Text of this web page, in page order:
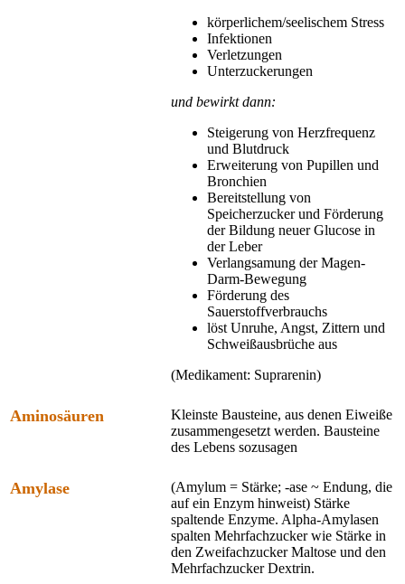
körperlichem/seelischem Stress
Infektionen
Verletzungen
Unterzuckerungen
und bewirkt dann:
Steigerung von Herzfrequenz
und Blutdruck
Erweiterung von Pupillen und
Bronchien
Bereitstellung von
Speicherzucker und Förderung
der Bildung neuer Glucose in
der Leber
Verlangsamung der Magen-
Darm-Bewegung
Förderung des
Sauerstoffverbrauchs
löst Unruhe, Angst, Zittern und
Schweißausbrüche aus
(Medikament: Suprarenin)
Aminosäuren
Kleinste Bausteine, aus denen Eiweiße
zusammengesetzt werden. Bausteine
des Lebens sozusagen
Amylase
(Amylum = Stärke; -ase ~ Endung, die
auf ein Enzym hinweist) Stärke
spaltende Enzyme. Alpha-Amylasen
spalten Mehrfachzucker wie Stärke in
den Zweifachzucker Maltose und den
Mehrfachzucker Dextrin.